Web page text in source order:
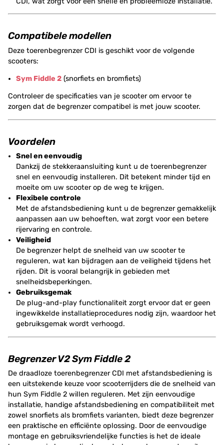
Compatibele modellen
Deze toerenbegrenzer CDI is geschikt voor de volgende
scooters:
Sym Fiddle 2 (snorfiets en bromfiets)
Controleer de specificaties van je scooter om ervoor te
zorgen dat de begrenzer compatibel is met jouw scooter.
Voordelen
Snel en eenvoudig
Dankzij de stekkeraansluiting kunt u de toerenbegrenzer
snel en eenvoudig installeren. Dit betekent minder tijd en
moeite om uw scooter op de weg te krijgen.
Flexibele controle
Met de afstandsbediening kunt u de begrenzer gemakkelijk
aanpassen aan uw behoeften, wat zorgt voor een betere
rijervaring en controle.
Veiligheid
De begrenzer helpt de snelheid van uw scooter te
reguleren, wat kan bijdragen aan de veiligheid tijdens het
rijden. Dit is vooral belangrijk in gebieden met
snelheidsbeperkingen.
Gebruiksgemak
De plug-and-play functionaliteit zorgt ervoor dat er geen
ingewikkelde installatieprocedures nodig zijn, waardoor het
gebruiksgemak wordt verhoogd.
Begrenzer V2 Sym Fiddle 2
De draadloze toerenbegrenzer CDI met afstandsbediening is
een uitstekende keuze voor scooterrijders die de snelheid van
hun Sym Fiddle 2 willen reguleren. Met zijn eenvoudige
installatie, handige afstandsbediening en compatibiliteit met
zowel snorfiets als bromfiets varianten, biedt deze begrenzer
een praktische en efficiënte oplossing. Door de eenvoudige
montage en gebruiksvriendelijke functies is het de ideale